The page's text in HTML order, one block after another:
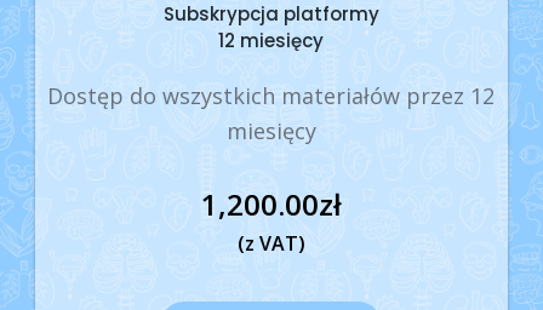
Subskrypcja platformy
12 miesięcy
Dostęp do wszystkich materiałów przez 12
miesięcy
1,200.00zł
(z VAT)